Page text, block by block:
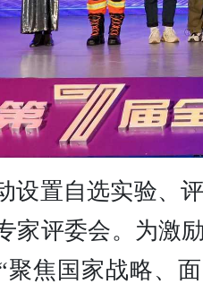
设置自选实验、
家评委会。为激
聚焦国家战略、